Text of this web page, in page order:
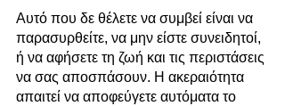
Αυτό που δε θέλετε να συμβεί είναι να
παρασυρθείτε, να μην είστε συνειδητοί,
ή να αφήσετε τη ζωή και τις περιστάσεις
να σας αποσπάσουν. Η ακεραιότητα
απαιτεί να αποφεύγετε αυτόματα το